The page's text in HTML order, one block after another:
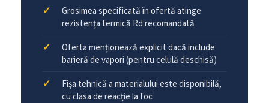
Grosimea specificată în ofertă atinge
rezistența termică Rd recomandată
Oferta menționează explicit dacă include
barieră de vapori (pentru celulă deschisă)
Fișa tehnică a materialului este disponibilă,
cu clasa de reacție la foc